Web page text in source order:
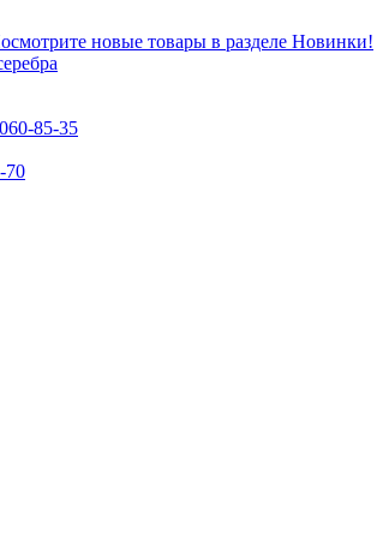
новые товары в разделе Новинки!
85-35
70